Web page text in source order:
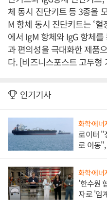
체 동시 진단키트 등 3종을
M 항체 동시 진단키트는 ‘
에서 IgM 항체와 IgG 항체
과 편의성을 극대화한 제품
다. [비즈니스포스트 고두형
인기기사
화학·에너
로이터 "
로 이동
화학·에너
'한수원
자로 '임